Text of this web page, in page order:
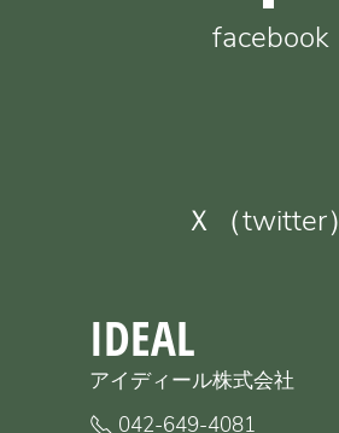
facebook
Ｘ（twitter）
IDEAL
アイディール株式会社
042-649-4081